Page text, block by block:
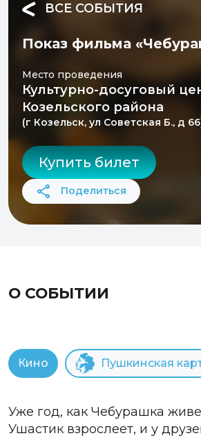
ВСЕ СОБЫТИЯ
Показ фильма
Место проведения
Культурно-досуговый
Козельского района
(г Козельск, ул Советская Б., д
Купить билет
Поделиться
О СОБЫТИИ
Кино Пушкинская
Уже год, как Чебурашка
Ушастик взрослеет, и у